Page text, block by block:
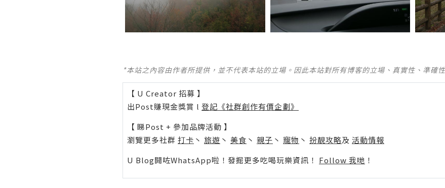
*本站之內容由作者所提供，並不代表本站的立場。因此本站對所有博客的立場、真實性、準確
【 U Creator 招募 】
出Post賺現金獎賞 l 登記《社群創作有價企劃》
【 睇Post + 參加品牌活動 】
瀏覽更多社群 打卡 丶 旅遊 丶 美食 丶 親子 丶 寵物 丶 扮靚攻略及 活動情報
U Blog開咗WhatsApp啦！發掘更多吃喝玩樂資訊！ Follow 我哋 ！